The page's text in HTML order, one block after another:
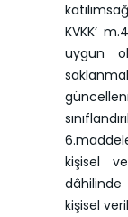
KVKK’
uygun
kişisel
dâhilinde
kişisel